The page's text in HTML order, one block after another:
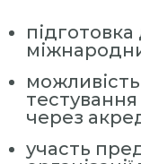
через
участь